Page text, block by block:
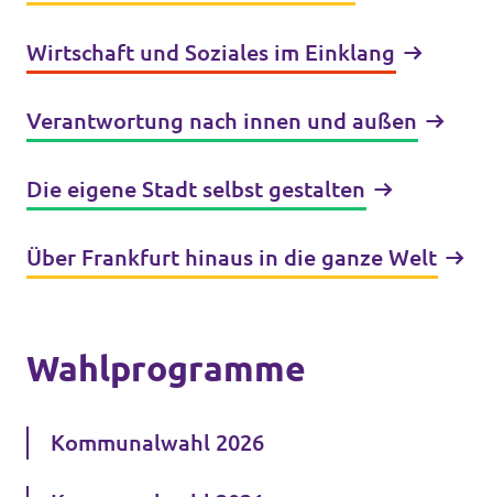
Wirtschaft und Soziales im Einklang
Verantwortung nach innen und außen
Die eigene Stadt selbst gestalten
Über Frankfurt hinaus in die ganze Welt
Wahlprogramme
Kommunalwahl 2026